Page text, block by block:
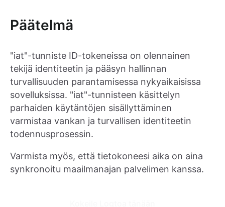
Päätelmä
"iat"-tunniste ID-tokeneissa on olennainen
tekijä identiteetin ja pääsyn hallinnan
turvallisuuden parantamisessa nykyaikaisissa
sovelluksissa. "iat"-tunnisteen käsittelyn
parhaiden käytäntöjen sisällyttäminen
varmistaa vankan ja turvallisen identiteetin
todennusprosessin.
Varmista myös, että tietokoneesi aika on aina
synkronoitu maailmanajan palvelimen kanssa.